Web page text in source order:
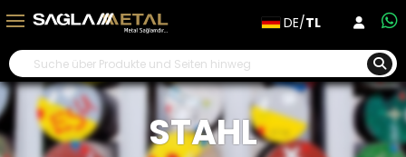
DE/TL
STAHL